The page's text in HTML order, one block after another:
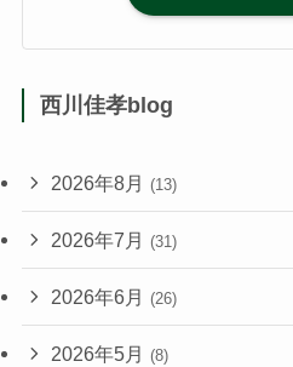
西川佳孝blog
2026年8月 (13)
2026年7月 (31)
2026年6月 (26)
2026年5月 (8)